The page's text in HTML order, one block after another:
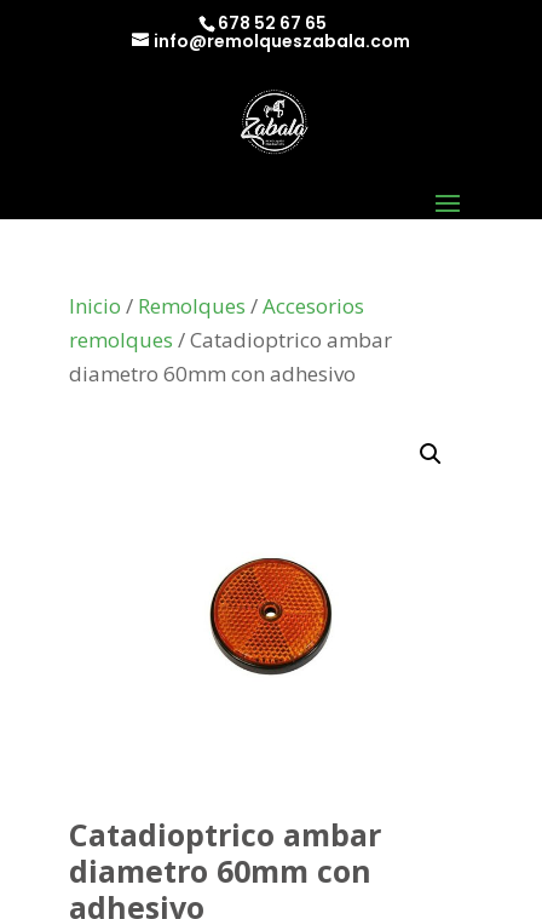
678 52 67 65
info@remolqueszabala.com
Inicio / Remolques /Accesorios
remolques / Catadioptrico ambar
diametro 60mm con adhesivo
Catadioptrico ambar
diametro 60mm con
adhesivo